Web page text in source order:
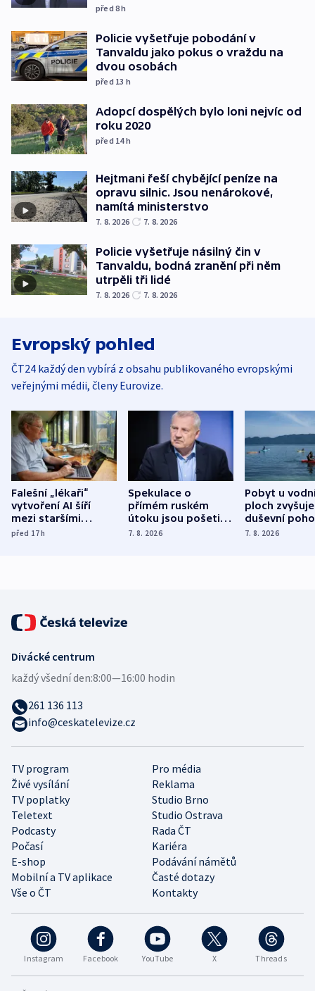
před 8h
Policie vyšetřuje pobodání v
Tanvaldu jako pokus o vraždu na
dvou osobách
před 13 h
Adopcí dospělých bylo loni nejvíc od
roku 2020
před 14h
Hejtmani řeší chybějící peníze na
opravu silnic. Jsou nenárokové,
namítá ministerstvo
7. 8. 2026 7. 8. 2026
Policie vyšetřuje násilný čin v
Tanvaldu, bodná zranění při něm
utrpěli tři lidé
7. 8. 2026 7. 8. 2026
Evropský pohled
ČT24 každý den vybírá z obsahu publikovaného evropskými
veřejnými médii, členy Eurovize.
Falešní „lékaři“
vytvoření AI šíří
mezi staršími
Poláky nebezpečné
před 17h
Spekulace o
přímém ruském
útoku jsou pošetilé,
míní estonský
7. 8. 2026
Pobyt u
ploch zvyšuje
duševní
ukázala
7. 8. 2026
Instagram Facebook YouTube X Threads
TV program
Pro média
Živé vysílání
Reklama
TV poplatky
Studio Brno
Teletext
Studio Ostrava
Podcasty
Rada ČT
Počasí
Kariéra
E-shop
Podávání námětů
Mobilní a TV aplikace
Časté dotazy
Vše o ČT
Kontakty
Divácké centrum
každý všední den:8:00—16:00 hodin
261 136 113
info@ceskatelevize.cz